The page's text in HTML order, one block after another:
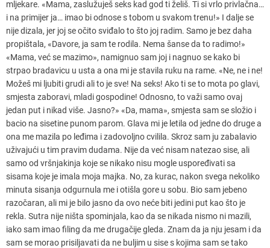
mljekare. «Mama, zaslužuješ seks kad god ti želiš. Ti si vrlo privlačna…
i na primijer ja… imao bi odnose s tobom u svakom trenu!» I dalje se
nije dizala, jer joj se očito sviđalo to što joj radim. Samo je bez daha
propištala, «Davore, ja sam te rodila. Nema šanse da to radimo!»
«Mama, već se mazimo», namignuo sam joj i nagnuo se kako bi
strpao bradavicu u usta a ona mi je stavila ruku na rame. «Ne, ne i ne!
Možeš mi ljubiti grudi ali to je sve! Na seks! Ako ti se to mota po glavi,
smjesta zaboravi, mladi gospodine! Odnosno, to važi samo ovaj
jedan put i nikad više. Jasno?» «Da, mama», smjesta sam se složio i
bacio na sisetine punom parom. Glava mi je letila od jedne do druge a
ona me mazila po leđima i zadovoljno cvilila. Skroz sam ju zabalavio
uživajući u tim pravim dudama. Nije da već nisam natezao sise, ali
samo od vršnjakinja koje se nikako nisu mogle uspoređivati sa
sisama koje je imala moja majka. No, za kurac, nakon svega nekoliko
minuta sisanja odgurnula me i otišla gore u sobu. Bio sam jebeno
razočaran, ali mi je bilo jasno da ovo neće biti jedini put kao što je
rekla. Sutra nije ništa spominjala, kao da se nikada nismo ni mazili,
iako sam imao filing da me drugačije gleda. Znam da ja nju jesam i da
sam se morao prisiljavati da ne buljim u sise s kojima sam se tako